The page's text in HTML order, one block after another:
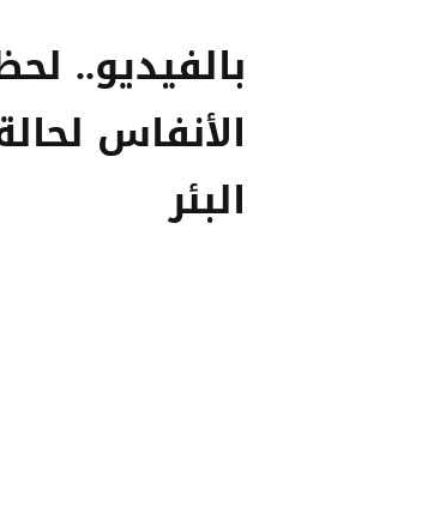
بالفيديو..
الأنفاس
البئر